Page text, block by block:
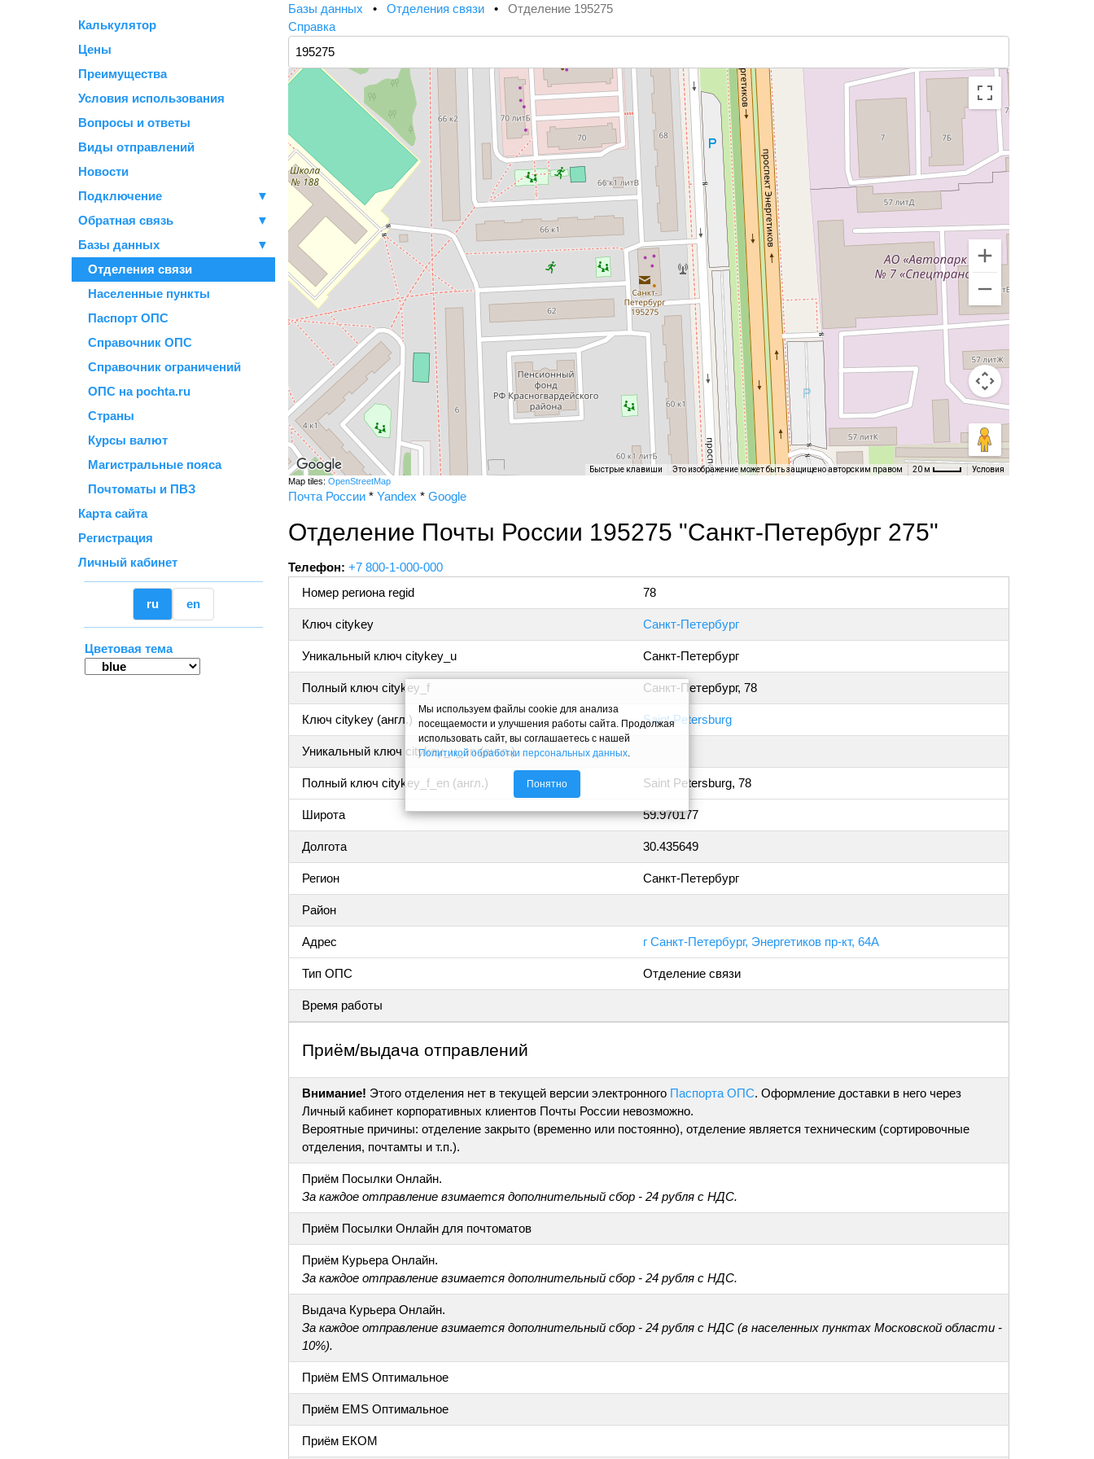
Калькулятор
Цены
Преимущества
Условия использования
Вопросы и ответы
Виды отправлений
Новости
Подключение
▼
Обратная связь
▼
Базы данных
▼
Отделения связи
Населенные пункты
Паспорт ОПС
Справочник ОПС
Справочник ограничений
ОПС на pochta.ru
Страны
Курсы валют
Магистральные пояса
Почтоматы и ПВЗ
Карта сайта
Регистрация
Личный кабинет
ru en
Цветовая тема
Базы данных • Отделения связи • Отделение 195275
Справка
Быстрые клавиши Это изображение может быть защищено авторским правом 20 м Условия
Map tiles: OpenStreetMap
Почта России * Yandex * Google
Отделение Почты России 195275 "Санкт-Петербург 275"
Телефон: +7 800-1-000-000
Номер региона regid
78
Ключ citykey Санкт-Петербург
Уникальный ключ citykey_u Санкт-Петербург
Полный ключ citykey_f Санкт-Петербург, 78
Ключ citykey (англ.) Saint Petersburg
Уникальный ключ citykey_u_en (англ.)
Полный ключ citykey_f_en (англ.) Saint Petersburg, 78
Широта 59.970177
Долгота 30.435649
Регион Санкт-Петербург
Район
Адрес г Санкт-Петербург, Энергетиков пр-кт, 64А
Тип ОПС Отделение связи
Время работы
Приём/выдача отправлений
Внимание! Этого отделения нет в текущей версии электронного Паспорта ОПС. Оформление доставки в него через
Личный кабинет корпоративных клиентов Почты России невозможно.
Вероятные причины: отделение закрыто (временно или постоянно), отделение является техническим (сортировочные
отделения, почтамты и т.п.).
Приём Посылки Онлайн.
За каждое отправление взимается дополнительный сбор - 24 рубля с НДС.
Приём Посылки Онлайн для почтоматов
Приём Курьера Онлайн.
За каждое отправление взимается дополнительный сбор - 24 рубля с НДС.
Выдача Курьера Онлайн.
За каждое отправление взимается дополнительный сбор - 24 рубля с НДС (в населенных пунктах Московской области -
10%).
Приём EMS Оптимальное
Приём EMS Оптимальное
Приём ЕКОМ
Мы используем файлы cookie для анализа
посещаемости и улучшения работы сайта. Продолжая
использовать сайт, вы соглашаетесь с нашей
Политикой обработки персональных данных.
Понятно